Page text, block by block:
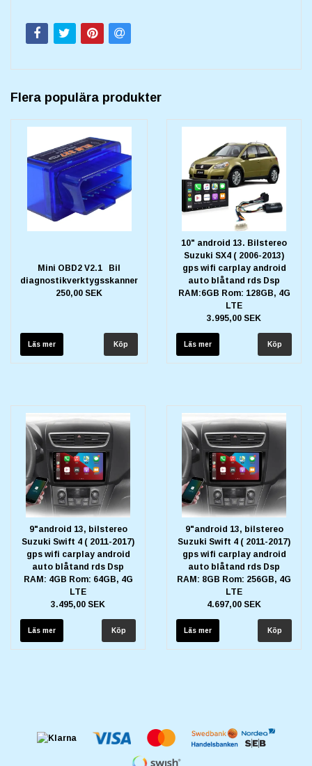
Flera populära produkter
Mini OBD2 V2.1 Bil
diagnostikverktygsskanner
250,00 SEK
Läs mer
10" android 13. Bilstereo
Suzuki SX4 ( 2006-2013)
gps wifi carplay android
auto blåtand rds Dsp
RAM:6GB Rom: 128GB, 4G
LTE
3.995,00 SEK
Läs mer
9"android 13, bilstereo
Suzuki Swift 4 ( 2011-2017)
gps wifi carplay android
auto blåtand rds Dsp
RAM: 4GB Rom: 64GB, 4G
LTE
3.495,00 SEK
Läs mer
9"android 13, bilstereo
Suzuki Swift 4 ( 2011-2017)
gps wifi carplay android
auto blåtand rds Dsp
RAM: 8GB Rom: 256GB, 4G
LTE
4.697,00 SEK
Läs mer